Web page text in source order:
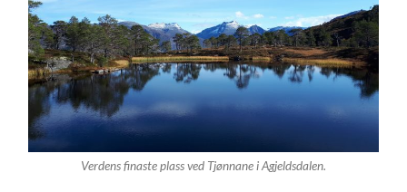
Verdens finaste plass ved Tjønnane i Agjeldsdalen.